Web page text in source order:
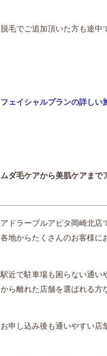
脱毛でご追加頂いた方も途中
フェイシャルプランの詳しい
ムダ毛ケアから美肌ケアまで
アドラーブルアピタ岡崎北店
各地からたくさんのお客様に
駅近で駐車場も困らない通い
から離れた店舗を選ばれる方
お申し込み後も通いやすい店